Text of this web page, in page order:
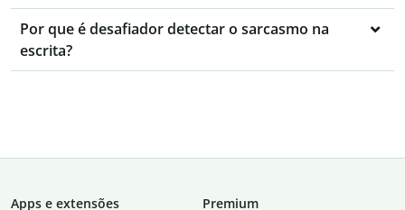
Por que é desafiador detectar o sarcasmo na
escrita?
Apps e extensões
Premium